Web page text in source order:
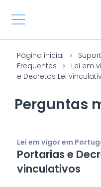
Página inicial
Frequentes
Lei em
e Decretos Lei
Perguntas
Lei em vigor em
Portarias e
vinculativos